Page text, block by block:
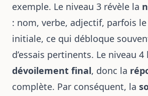
exemple. Le niveau 3 révèle la
: nom, verbe, adjectif, parfois
initiale, ce qui débloque
d’essais pertinents. Le niveau 4
dévoilement final, donc la
complète. Par conséquent, la